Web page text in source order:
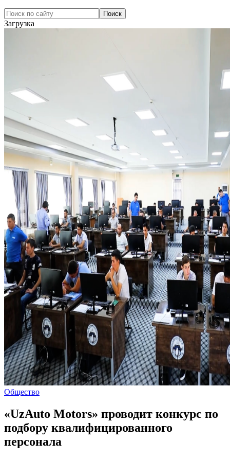
Загрузка
Общество
«UzAuto Motors» проводит конкурс по
подбору квалифицированного
персонала